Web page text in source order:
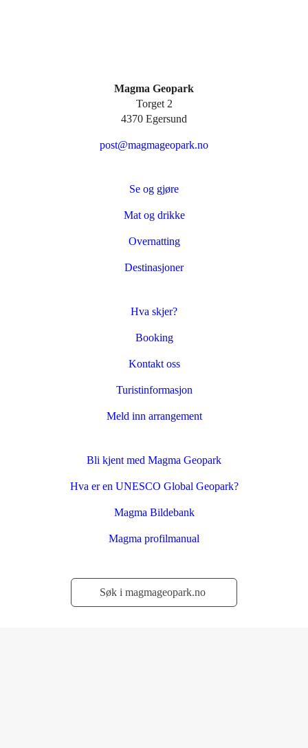
Magma Geopark
Torget 2
4370 Egersund
post@magmageopark.no
Se og gjøre
Mat og drikke
Overnatting
Destinasjoner
Hva skjer?
Booking
Kontakt oss
Turistinformasjon
Meld inn arrangement
Bli kjent med Magma Geopark
Hva er en UNESCO Global Geopark?
Magma Bildebank
Magma profilmanual
Søk